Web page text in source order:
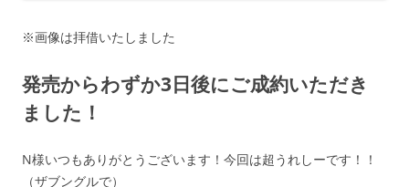
※画像は拝借いたしました
発売からわずか3日後にご成約いただき
ました！
N様いつもありがとうございます！今回は超うれしーです！！
（ザブングルで）